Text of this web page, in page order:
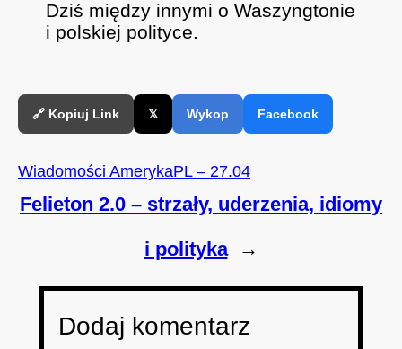
O
D
E
RSS FEED
LINK
Dziś między innymi o Waszyngtonie
i polskiej polityce.
🔗 Kopiuj Link 𝕏 Wykop Facebook
Wiadomości AmerykaPL – 27.04
Felieton 2.0 – strzały, uderzenia, idiomy
i polityka
→
Dodaj komentarz